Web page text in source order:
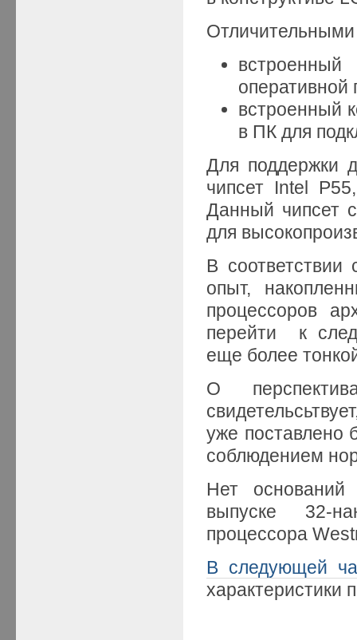
Отличительными
оперативной
встроенный
в ПК для
Для поддержки
чипсет Intel
Данный чипсет
для
В соответствии
опыт,
процессоров
перейти к
еще более
О
уже поставлено
соблюдением
Нет
выпуске 32-
процессора
В следующей
характеристики